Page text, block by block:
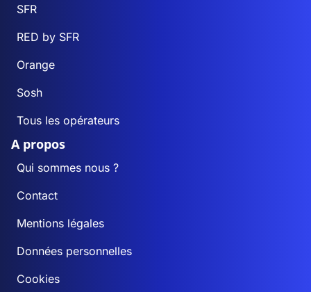
SFR
RED by SFR
Orange
Sosh
Tous les opérateurs
A propos
Qui sommes nous ?
Contact
Mentions légales
Données personnelles
Cookies